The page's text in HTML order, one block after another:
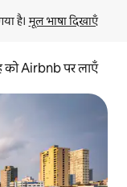
है। मूल भाषा दिखाएँ
Airbnb पर लाएँ